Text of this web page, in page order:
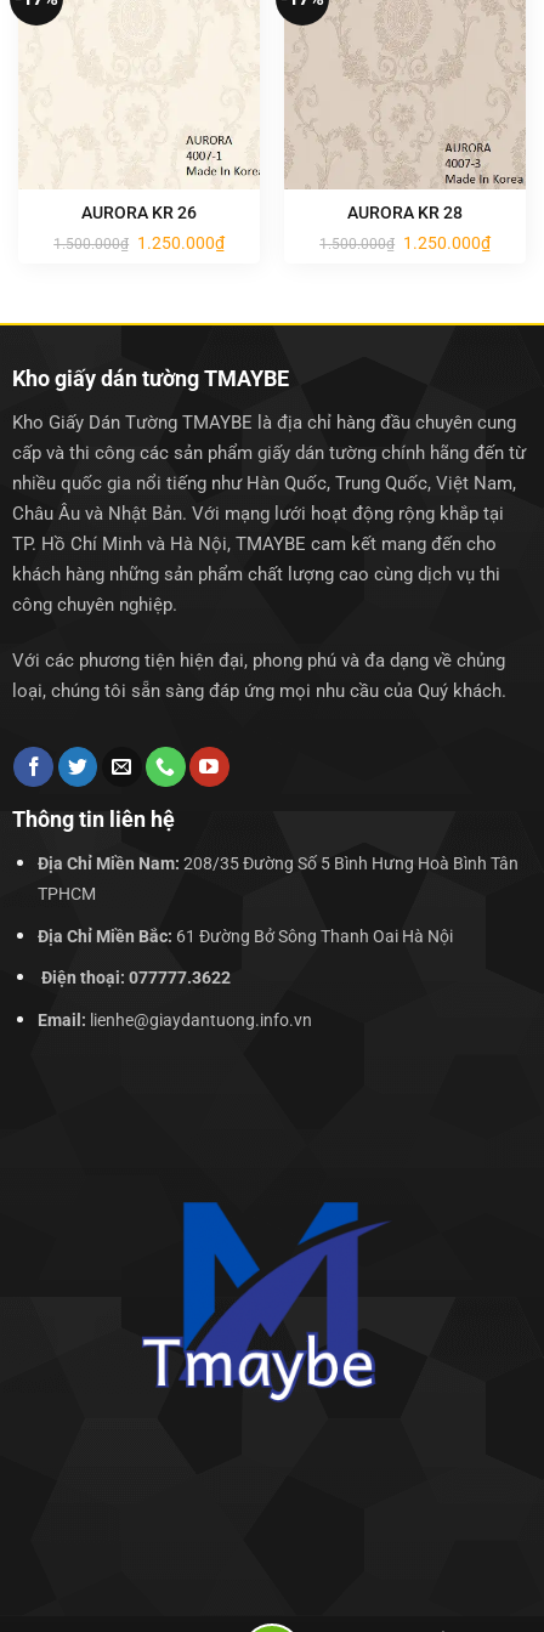
AURORA KR 26
1.500.000₫ Giá
gốc
1.250.000₫Giá
hiện
AURORA KR 28
1.500.000₫ Giá
gốc
1.250.000₫Giá
hiện
Kho giấy dán tường TMAYBE
Kho Giấy Dán Tường TMAYBE là địa chỉ hàng đầu chuyên cung
cấp và thi công các sản phẩm giấy dán tường chính hãng đến từ
nhiều quốc gia nổi tiếng như Hàn Quốc, Trung Quốc, Việt Nam,
Châu Âu và Nhật Bản. Với mạng lưới hoạt động rộng khắp tại
TP. Hồ Chí Minh và Hà Nội, TMAYBE cam kết mang đến cho
khách hàng những sản phẩm chất lượng cao cùng dịch vụ thi
công chuyên nghiệp.
Với các phương tiện hiện đại, phong phú và đa dạng về chủng
loại, chúng tôi sẵn sàng đáp ứng mọi nhu cầu của Quý khách.
Thông tin liên hệ
Địa Chỉ Miền Nam: 208/35 Đường Số 5 Bình Hưng Hoà Bình Tân
TPHCM
Địa Chỉ Miền Bắc: 61 Đường Bở Sông Thanh Oai Hà Nội
Điện thoại: 077777.3622
Email: lienhe@giaydantuong.info.vn